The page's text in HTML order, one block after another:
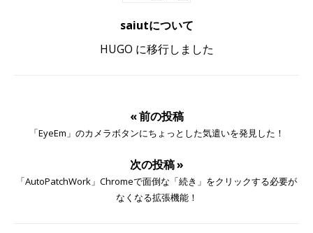
saiutについて
HUGO に移行しました
« 前の投稿
「EyeEm」のカメラボタンにちょっとした気遣いを発見した！
次の投稿 »
「AutoPatchWork」Chromeで面倒な「続き」をクリックする必要が
なくなる拡張機能！